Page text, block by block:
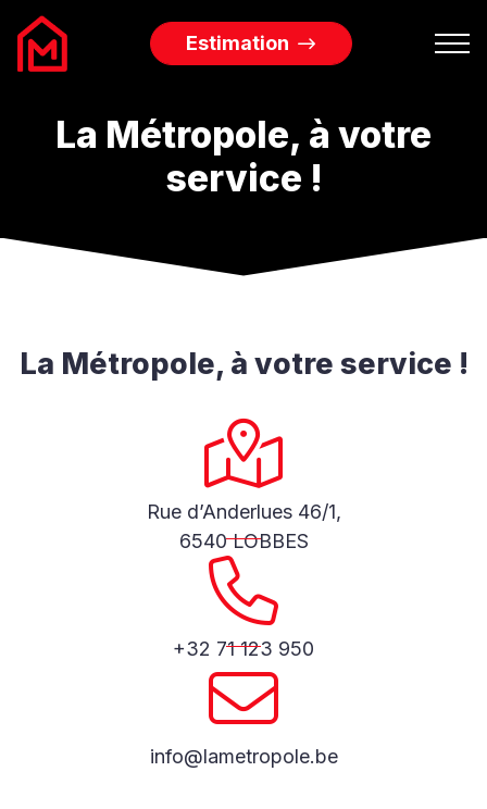
Biens à vendre
Services Immobiliers
Blog
Estimation
La Métropole, à votre
service !
La Métropole, à votre service !
Rue d’Anderlues 46/1,
6540 LOBBES
+32 71 123 950
info@lametropole.be